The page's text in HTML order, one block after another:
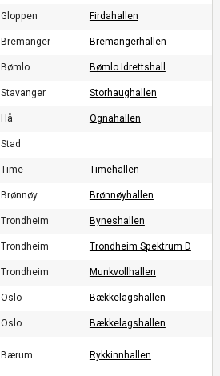
Gloppen Firdahallen
Bremanger Bremangerhallen
Bømlo Bømlo Idrettshall
Stavanger Storhaughallen
Hå Ognahallen
Stad
Time Timehallen
Brønnøy Brønnøyhallen
Trondheim Byneshallen
Trondheim Trondheim Spektrum D
Trondheim Munkvollhallen
Oslo Bækkelagshallen
Oslo Bækkelagshallen
Bærum Rykkinnhallen